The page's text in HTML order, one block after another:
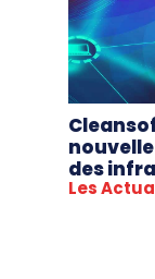
des
Les